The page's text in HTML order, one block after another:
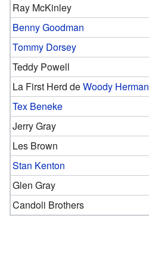
Ray McKinley
Benny Goodman
Tommy Dorsey
Teddy Powell
La First Herd deWoody Herman
Tex Beneke
Jerry Gray
Les Brown
Stan Kenton
Glen Gray
Candoli Brothers